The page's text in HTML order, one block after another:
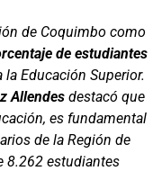
de Coquimbo como
de estudiantes
Educación Superior.
Allendes destacó que
es fundamental
de la Región de
8.262 estudiantes